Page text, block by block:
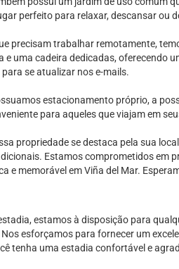
perfeito para relaxar, descansar ou
precisam trabalhar remotamente,
e uma cadeira dedicadas, oferecendo
se atualizar nos e-mails.
estacionamento próprio, a
para aqueles que viajam em
propriedade se destaca pela sua
Estamos comprometidos em
e memorável em Viña del Mar.
estamos à disposição para
esforçamos para fornecer um
tenha uma estadia confortável e